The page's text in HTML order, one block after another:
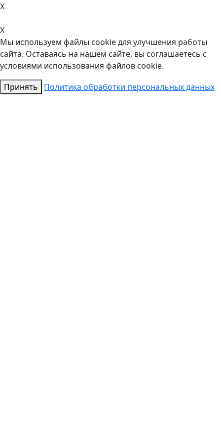
X
X
Мы используем файлы cookie для улучшения работы
сайта. Оставаясь на нашем сайте, вы соглашаетесь с
условиями использования файлов cookie.
Принять
Политика обработки персональных данных